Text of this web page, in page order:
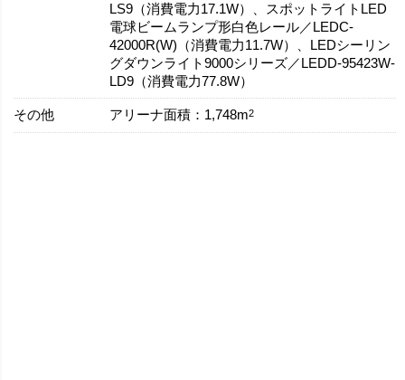
LS9（消費電力17.1W）、スポットライトLED
電球ビームランプ形白色レール／LEDC-
42000R(W)（消費電力11.7W）、LEDシーリン
グダウンライト9000シリーズ／LEDD-95423W-
LD9（消費電力77.8W）
その他 アリーナ面積：1,748m2